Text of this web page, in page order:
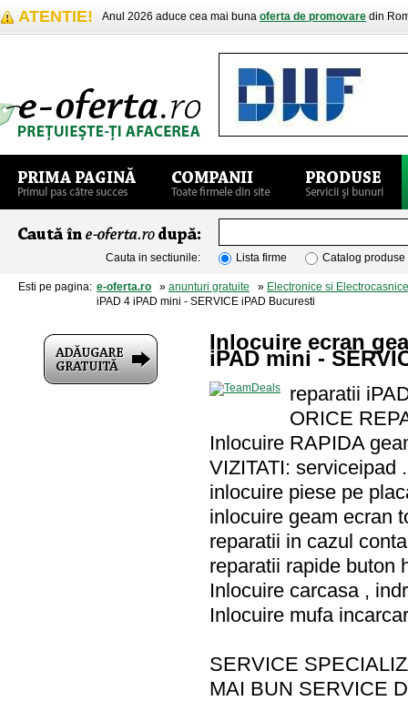
ATENTIE! Anul 2026 aduce cea mai buna oferta de promovare din
Cauta in sectiunile: Lista firme Catalog produse
Esti pe pagina: e-oferta.ro » anunturi gratuite » Electronice si Electrocasnice
iPAD 4 iPAD mini - SERVICE iPAD Bucuresti
Inlocuire ecran
iPAD mini -
reparatii
ORICE
Inlocuire RAPIDA
VIZITATI: serviceipad
inlocuire piese pe
inlocuire geam ecran
reparatii in cazul
reparatii rapide buton
Inlocuire carcasa ,
Inlocuire mufa
SERVICE
MAI BUN SERVICE